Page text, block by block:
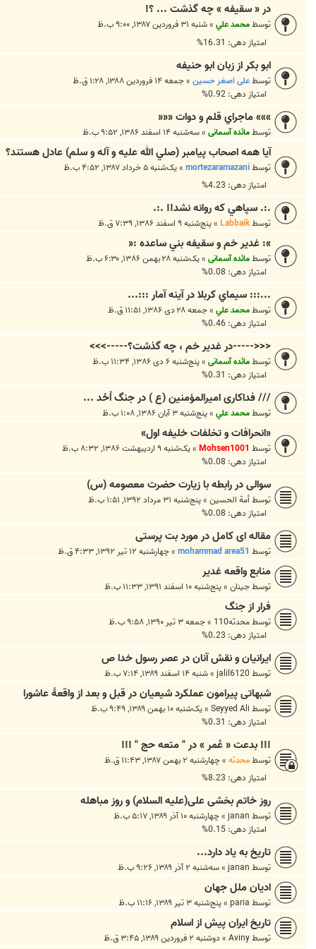
در « سقيفه » چه گذشت ... ؟!
توسطمحمد علي »شنبه ۳۱ فروردین ۱۳۸۷, ۹:۰۰ ب.ظ
امتیاز دهی: 16.31%
ابو بکر از زبان ابو حنیفه
توسطعلی اصغر حسین »جمعه ۱۴ فروردین ۱۳۸۸, ۱:۲۸ ق.ظ
امتیاز دهی: 0.92%
»»» ماجراي قلم و دوات «««
توسطمائده آسمانی »سه‌شنبه ۱۴ اسفند ۱۳۸۶, ۹:۵۲ ب.ظ
آيا همه اصحاب پيامبر (صلي الله عليه و آله و سلم) عادل هستند؟
توسطmortezaramazani
»یک‌شنبه ۵ خرداد ۱۳۸۷, ۴:۵۲ ب.ظ
امتیاز دهی: 4.23%
.:. سپاهي كه روانه نشد!! .:.
توسطLabbaik
»پنج‌شنبه ۹ اسفند ۱۳۸۶, ۷:۳۹ ق.ظ
»: غدير خم و سقيفه بني ساعده :«
توسطمائده آسمانی »یک‌شنبه ۲۸ بهمن ۱۳۸۶, ۶:۳۰ ب.ظ
امتیاز دهی: 0.08%
...::: سيماي كربلا در آينه آمار :::...
توسطمحمد علي »جمعه ۲۸ دی ۱۳۸۶, ۱۱:۵۱ ق.ظ
امتیاز دهی: 0.46%
<<<-----در غدير خم ، چه گذشت؟----->>>
توسطمائده آسمانی »پنج‌شنبه ۶ دی ۱۳۸۶, ۱۱:۳۴ ب.ظ
امتیاز دهی: 0.31%
/// فداكارى اميرالمؤمنين (ع ) در جنگ اُحُد ...
توسطمحمد علي »پنج‌شنبه ۳ آبان ۱۳۸۶, ۱:۰۸ ب.ظ
«انحرافات و تخلفات خلیفه اول»
توسط Mohsen1001
»یک‌شنبه ۹ اردیبهشت ۱۳۸۶, ۸:۳۲ ب.ظ
امتیاز دهی: 0.08%
سوالی در رابطه با زیارت حضرت معصومه (س)
توسطأمة الحسین »پنج‌شنبه ۳۱ مرداد ۱۳۹۲, ۱:۵۱ ب.ظ
امتیاز دهی: 0.08%
مقاله ای کامل در مورد بت پرستی
توسط mohammad area51
»چهارشنبه ۱۲ تیر ۱۳۹۲, ۴:۳۳ ق.ظ
منابع واقعه غدیر
توسطجینان »پنج‌شنبه ۱۰ اسفند ۱۳۹۱, ۱۱:۳۳ ب.ظ
فرار از جنگ
توسطمحدثه110 »جمعه ۳ تیر ۱۳۹۰, ۹:۵۸ ب.ظ
امتیاز دهی: 0.23%
ایرانیان و نقش آنان در عصر رسول خدا ص
توسط jalil6120
»شنبه ۱۴ اسفند ۱۳۸۹, ۷:۱۴ ب.ظ
شبهاتی پیرامون عملکرد شیعیان در قبل و بعد از واقعهٔ عاشورا
توسط Seyyed Ali
»یک‌شنبه ۱۰ بهمن ۱۳۸۹, ۹:۴۹ ب.ظ
امتیاز دهی: 0.31%
!!! بدعت « عُمر » در " متعه حج " !!!
توسطمحدثه »چهارشنبه ۲ بهمن ۱۳۸۷, ۱۱:۴۳ ق.ظ
امتیاز دهی: 8.23%
روز خاتم بخشى على(عليه السلام) و روز مباهله
توسط janan
»چهارشنبه ۱۰ آذر ۱۳۸۹, ۵:۱۷ ب.ظ
امتیاز دهی: 0.15%
تاریخ به یاد دارد...
توسط janan
»سه‌شنبه ۲ آذر ۱۳۸۹, ۹:۲۶ ب.ظ
ادیان ملل جهان
توسط paria
»پنج‌شنبه ۳ تیر ۱۳۸۹, ۱۱:۱۶ ب.ظ
تاريخ ايران پيش از اسلام
توسطAviny
» دوشنبه ۲ فروردین ۱۳۸۹, ۳:۴۵ ق.ظ